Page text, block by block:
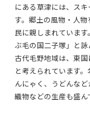
にある草津には、ス
す。郷土の風物・人
民に親しまれていま
ぶ毛の国二子塚」と
古代毛野地域は、東
と考えられています
んにゃく、うどんな
織物などの生産も盛ん